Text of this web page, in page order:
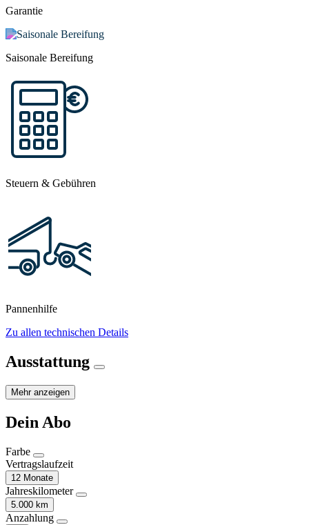
Garantie
Saisonale Bereifung
Steuern & Gebühren
Pannenhilfe
Zu allen technischen Details
Ausstattung
Mehr anzeigen
Dein Abo
Farbe
Vertragslaufzeit
12 Monate
Jahreskilometer
5.000 km
Anzahlung